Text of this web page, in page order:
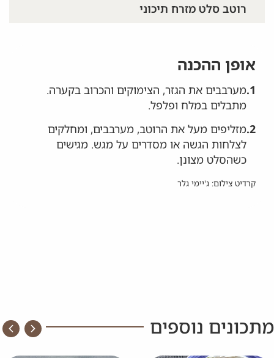
רוטב סלט מזרח תיכוני
אופן ההכנה
1. מערבבים את הגזר, הצימוקים והכרוב בקערה.
מתבלים במלח ופלפל.
2. מזליפים מעל את הרוטב, מערבבים, ומחלקים
לצלחות הגשה או מסדרים על מגש. מגישים
כשהסלט מצונן.
קרדיט צילום: ג'יימי גלר
מתכונים נוספים